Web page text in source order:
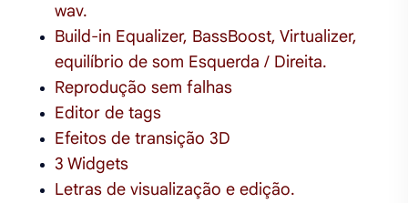
wav.
Build-in Equalizer, BassBoost, Virtualizer,
equilíbrio de som Esquerda / Direita.
Reprodução sem falhas
Editor de tags
Efeitos de transição 3D
3 Widgets
Letras de visualização e edição.